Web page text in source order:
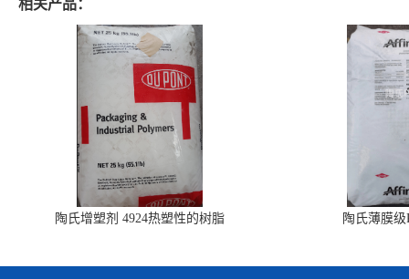
相关产品：
陶氏增塑剂 4924热塑性的树脂 陶氏薄膜级